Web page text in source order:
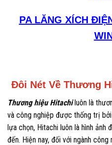
PA LĂNG XÍCH
Đôi Nét Về Thương
Thương hiệu Hitachiluôn là
và công nghiệp được thống trị
lựa chọn, Hitachi luôn là hình ảnh
đến. Hiện nay, đối với ngành